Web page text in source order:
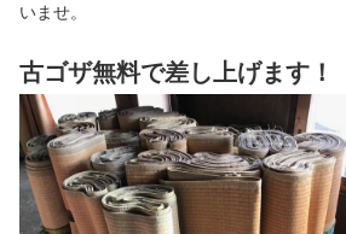
いませ。
古ゴザ無料で差し上げます！